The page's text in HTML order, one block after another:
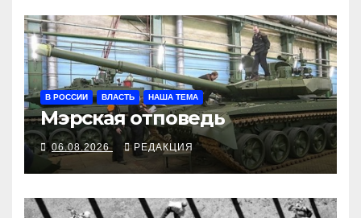
В РОССИИ ВЛАСТЬ НАША ТЕМА
Мэрская отповедь
06.08.2026 РЕДАКЦИЯ